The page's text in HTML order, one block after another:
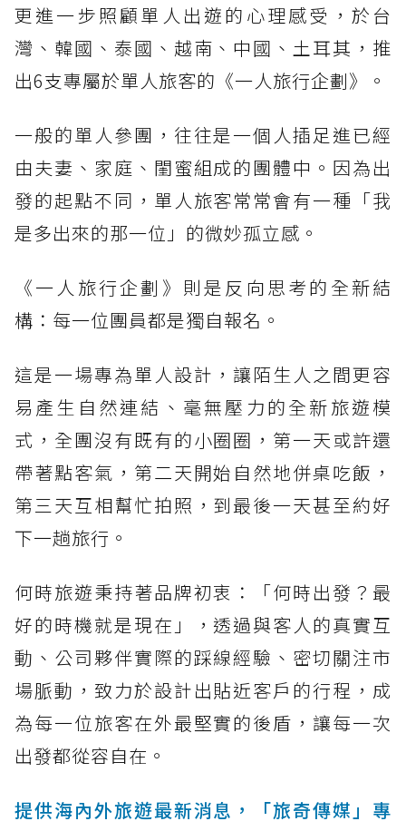
更進一步照顧單人出遊的心理感受，於台
灣、韓國、泰國、越南、中國、土耳其，推
出6支專屬於單人旅客的《一人旅行企劃》。
一般的單人參團，往往是一個人插足進已經
由夫妻、家庭、閨蜜組成的團體中。因為出
發的起點不同，單人旅客常常會有一種「我
是多出來的那一位」的微妙孤立感。
《一人旅行企劃》則是反向思考的全新結
構：每一位團員都是獨自報名。
這是一場專為單人設計，讓陌生人之間更容
易產生自然連結、毫無壓力的全新旅遊模
式，全團沒有既有的小圈圈，第一天或許還
帶著點客氣，第二天開始自然地併桌吃飯，
第三天互相幫忙拍照，到最後一天甚至約好
下一趟旅行。
何時旅遊秉持著品牌初衷：「何時出發？最
好的時機就是現在」，透過與客人的真實互
動、公司夥伴實際的踩線經驗、密切關注市
場脈動，致力於設計出貼近客戶的行程，成
為每一位旅客在外最堅實的後盾，讓每一次
出發都從容自在。
提供海內外旅遊最新消息，「旅奇傳媒」專